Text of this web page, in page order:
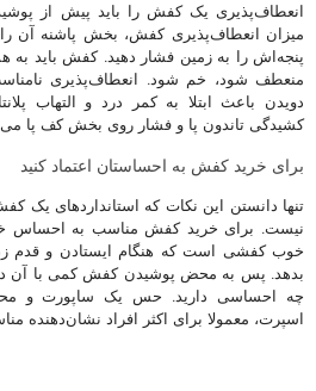
انعطاف‌پذیری یک کفش را باید پیش از
میزان انعطاف‌پذیری کفش، بخش پاشنه آن
پنجه‌اش را به زمین فشار دهید. کفش باید به
منعطف شود، خم شود. انعطاف‌پذیری
دویدن باعث ابتلا به کمر درد و التهاب
کشیدگی تاندون پا و فشار روی بخش کف پا
برای خرید کفش به احساستان اعتماد کنید
تنها دانستن این نکات که استانداردهای یک
نیست. برای خرید کفش مناسب به احساس
خوب کفشی است که هنگام ایستادن و
بدهد. پس به محض پوشیدن کفش کمی با آن درجا
چه احساسی دارید. حس یک ساپورت و
اسپرت، معمولا برای اکثر افراد